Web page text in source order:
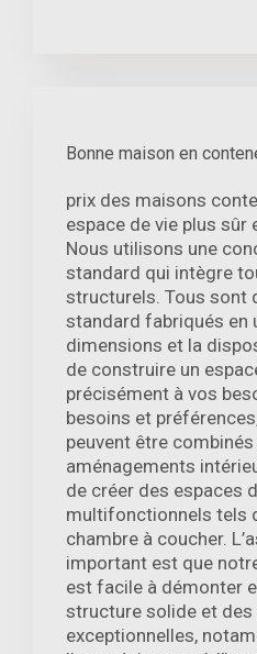
Bonne maison en
prix des maisons
espace de vie plus
Nous utilisons une
standard qui intègre
structurels. Tous sont
standard fabriqués en
dimensions et la
de construire un
précisément à vos
besoins et
peuvent être
aménagements
de créer des espaces
multifonctionnels tels
chambre à coucher.
important est que
est facile à démonter
structure solide et
exceptionnelles,